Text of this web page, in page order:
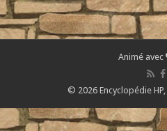
Animé avec
© 2026 Encyclopédie HP,